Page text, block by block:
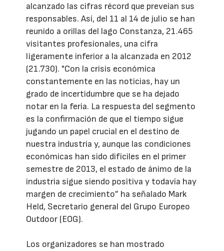
alcanzado las cifras récord que preveían sus
responsables. Así, del 11 al 14 de julio se han
reunido a orillas del lago Constanza, 21.465
visitantes profesionales, una cifra
ligeramente inferior a la alcanzada en 2012
(21.730). "Con la crisis económica
constantemente en las noticias, hay un
grado de incertidumbre que se ha dejado
notar en la feria. La respuesta del segmento
es la confirmación de que el tiempo sigue
jugando un papel crucial en el destino de
nuestra industria y, aunque las condiciones
económicas han sido difíciles en el primer
semestre de 2013, el estado de ánimo de la
industria sigue siendo positiva y todavía hay
margen de crecimiento” ha señalado Mark
Held, Secretario general del Grupo Europeo
Outdoor (EOG).
Los organizadores se han mostrado